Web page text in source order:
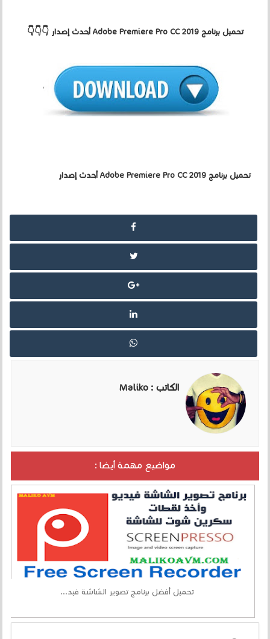
تحميل برنامج Adobe Premiere Pro CC 2019 أحدث إصدار 👇👇👇
تحميل برنامج Adobe Premiere Pro CC 2019 أحدث إصدار
الكاتب :Maliko
مواضيع مهمة أيضا :
تحميل أفضل برنامج تصوير الشاشة فيد...